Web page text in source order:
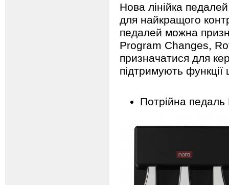
Нова лінійка
для найкращого
педалей можна
Program Changes,
призначатися для
підтримують
Потрійна